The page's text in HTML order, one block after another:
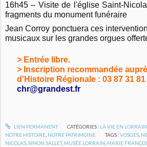
16h45 – Visite de l'église Saint-
fragments du monument funéraire
Jean Corroy ponctuera ces
musicaux sur les grandes orgues
> Entrée libre.
> Inscription recommandée
d'Histoire Régionale : 03 87 31 81
chr@grandest.fr
LIEN PERMANENT CATÉGORIES : LA VIE EN
NOTRE HISTOIRE NOTRE PATRIMOINE TAGS :VOSGES
NICOLAS ,SIMON SALLET, MUSÉE LORRAIN MARIE